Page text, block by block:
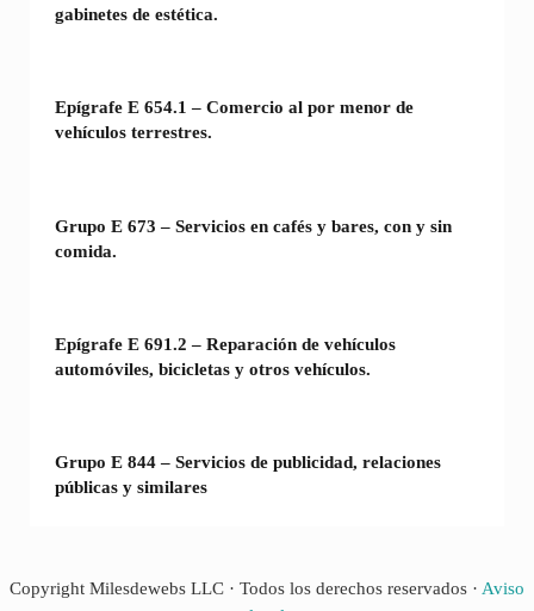
gabinetes de estética.
Epígrafe E 654.1 – Comercio al por menor de
vehículos terrestres.
Grupo E 673 – Servicios en cafés y bares, con y sin
comida.
Epígrafe E 691.2 – Reparación de vehículos
automóviles, bicicletas y otros vehículos.
Grupo E 844 – Servicios de publicidad, relaciones
públicas y similares
Copyright Milesdewebs LLC · Todos los derechos reservados · Aviso